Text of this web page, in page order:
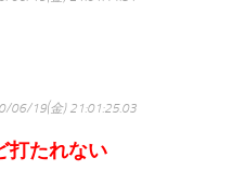
06/19(金) 21:01:25.03
打たれない